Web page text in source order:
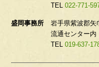
TEL 022-771-
盛岡事務所
岩手県紫波郡矢
流通センター内
TEL 019-637-